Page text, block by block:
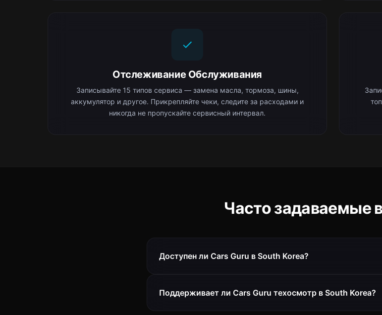
Отслеживание Обслуживания
Записывайте 15 типов сервиса — замена масла, тормоза, шины,
аккумулятор и другое. Прикрепляйте чеки, следите за расходами и
никогда не пропускайте сервисный интервал.
Часто задаваемые
Доступен ли Cars Guru в South Korea?
Поддерживает ли Cars Guru техосмотр в South Korea?